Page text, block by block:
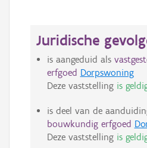
Juridische
is aangeduid als
erfgoed Dorpswoning
Deze vaststelling is
is deel van de
bouwkundig erfgoed
Deze vaststelling is